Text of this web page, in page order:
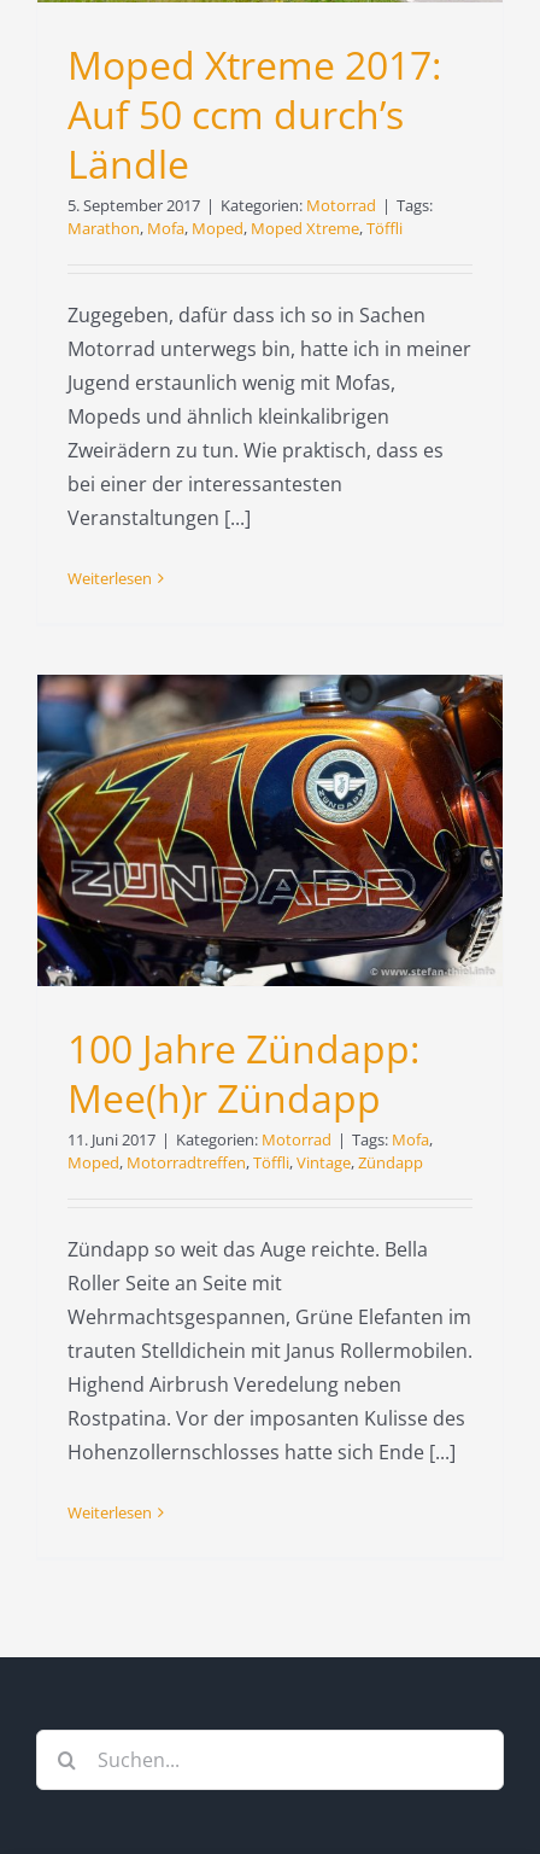
Moped Xtreme 2017:
Auf 50 ccm durch’s
Ländle
5. September 2017 | Kategorien: Motorrad | Tags:
Marathon, Mofa, Moped, Moped Xtreme,Töffli
Zugegeben, dafür dass ich so in Sachen
Motorrad unterwegs bin, hatte ich in meiner
Jugend erstaunlich wenig mit Mofas,
Mopeds und ähnlich kleinkalibrigen
Zweirädern zu tun. Wie praktisch, dass es
bei einer der interessantesten
Veranstaltungen [...]
Weiterlesen
100 Jahre Zündapp:
Mee(h)r Zündapp
11. Juni 2017 | Kategorien: Motorrad | Tags: Mofa,
Moped, Motorradtreffen,Töffli,Vintage,Zündapp
Zündapp so weit das Auge reichte. Bella
Roller Seite an Seite mit
Wehrmachtsgespannen, Grüne Elefanten im
trauten Stelldichein mit Janus Rollermobilen.
Highend Airbrush Veredelung neben
Rostpatina. Vor der imposanten Kulisse des
Hohenzollernschlosses hatte sich Ende [...]
Weiterlesen
Suche
nach: